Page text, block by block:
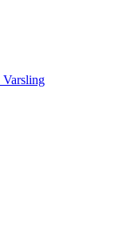
Varsling